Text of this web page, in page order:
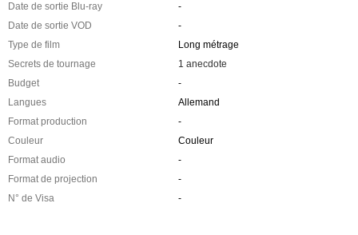
Date de sortie Blu-ray
-
Date de sortie VOD
-
Type de film
Long métrage
Secrets de tournage
1 anecdote
Budget
-
Langues
Allemand
Format production
-
Couleur
Couleur
Format audio
-
Format de projection
-
N° de Visa
-